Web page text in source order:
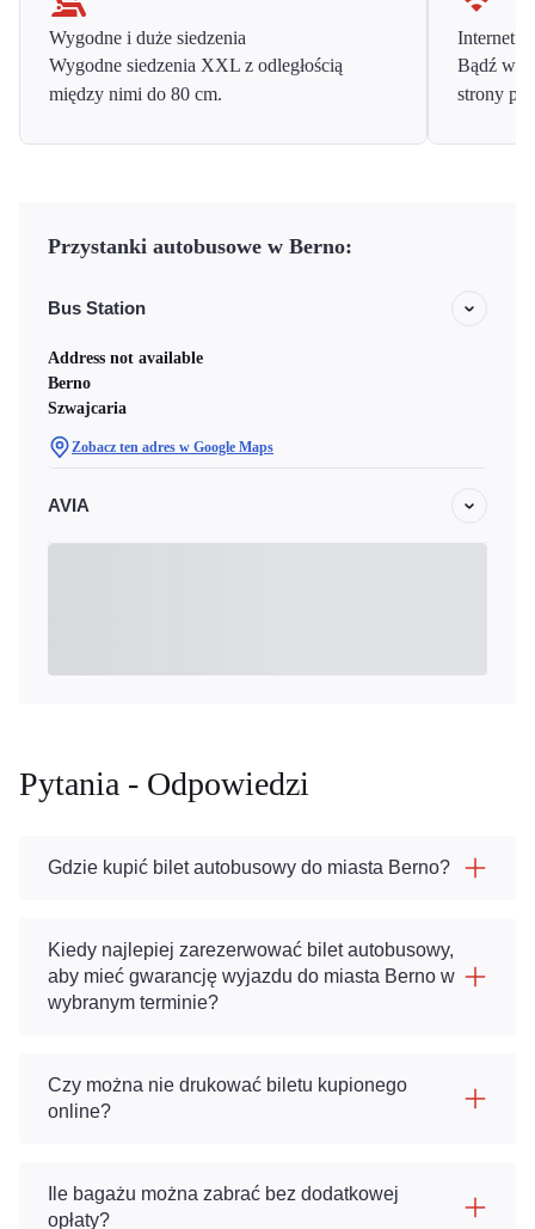
Wygodne i duże siedzenia
Wygodne siedzenia XXL z odległością
między nimi do 80 cm.
Internet
Bądź w
strony
Przystanki autobusowe w Berno:
Bus Station
Address not available
Berno
Szwajcaria
Zobacz ten adres w Google Maps
AVIA
Pytania - Odpowiedzi
Gdzie kupić bilet autobusowy do miasta Berno?
Kiedy najlepiej zarezerwować bilet autobusowy,
aby mieć gwarancję wyjazdu do miasta Berno w
wybranym terminie?
Czy można nie drukować biletu kupionego
online?
Ile bagażu można zabrać bez dodatkowej
opłaty?